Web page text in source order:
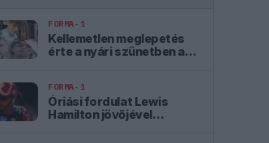
FORMA-1
Kellemetlen meglepetés
érte a nyári szünetben a
FORMA-1
Óriási fordulat Lewis
Hamilton jövőjével